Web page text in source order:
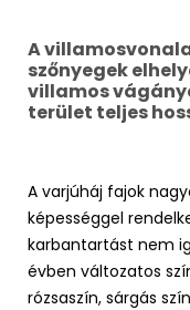
A
szőnyegek
villamos
terület teljes
A varjúháj fajok
képességgel
karbantartást nem
évben változatos
rózsaszín, sárgás